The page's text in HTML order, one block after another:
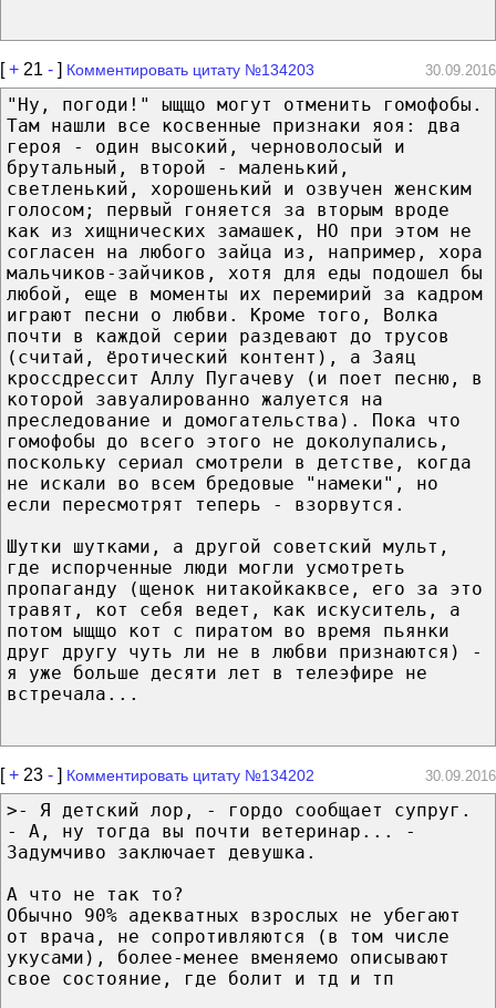
[+ 21 - ] Комментировать цитату №134203 30.09.2016
"Ну, погоди!" ыщщо могут отменить гомофобы.
Там нашли все косвенные признаки яоя: два
героя - один высокий, черноволосый и
брутальный, второй - маленький,
светленький, хорошенький и озвучен женским
голосом; первый гоняется за вторым вроде
как из хищнических замашек, НО при этом не
согласен на любого зайца из, например, хора
мальчиков-зайчиков, хотя для еды подошел бы
любой, еще в моменты их перемирий за кадром
играют песни о любви. Кроме того, Волка
почти в каждой серии раздевают до трусов
(считай, ёротический контент), а Заяц
кроссдрессит Аллу Пугачеву (и поет песню, в
которой завуалированно жалуется на
преследование и домогательства). Пока что
гомофобы до всего этого не доколупались,
поскольку сериал смотрели в детстве, когда
не искали во всем бредовые "намеки", но
если пересмотрят теперь - взорвутся.
Шутки шутками, а другой советский мульт,
где испорченные люди могли усмотреть
пропаганду (щенок нитакойкаквсе, его за это
травят, кот себя ведет, как искуситель, а
потом ыщщо кот с пиратом во время пьянки
друг другу чуть ли не в любви признаются) -
я уже больше десяти лет в телеэфире не
встречала...
[+ 23 - ] Комментировать цитату №134202 30.09.2016
>- Я детский лор, - гордо сообщает супруг.
- А, ну тогда вы почти ветеринар... -
Задумчиво заключает девушка.
А что не так то?
Обычно 90% адекватных взрослых не убегают
от врача, не сопротивляются (в том числе
укусами), более-менее вменяемо описывают
свое состояние, где болит и тд и тп